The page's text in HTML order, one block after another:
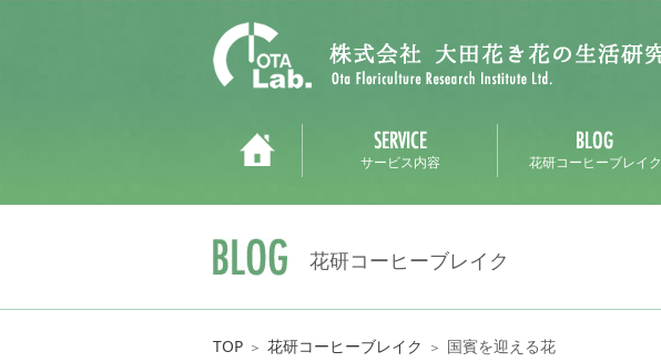
サービス内容 花研コーヒーブレイク
花研コーヒーブレイク
TOP ＞ 花研コーヒーブレイク ＞ 国賓を迎える花